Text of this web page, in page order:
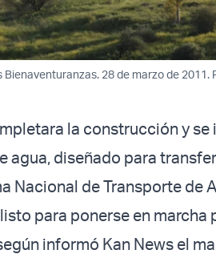
28 de marzo de 2011.
la construcción y se
agua, diseñado para
Nacional de Transporte de
para ponerse en marcha
informó Kan News el